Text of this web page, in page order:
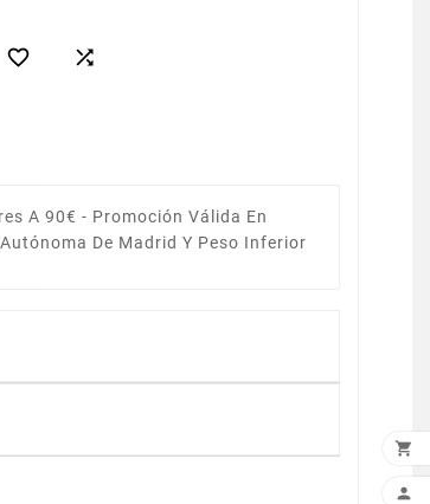
 
A 90€ - Promoción Válida En
De Madrid Y Peso Inferior

